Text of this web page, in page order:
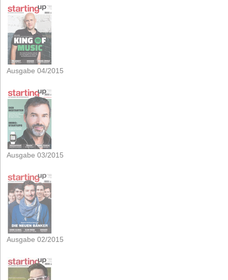
Ausgabe 04/2015
Ausgabe 03/2015
Ausgabe 02/2015